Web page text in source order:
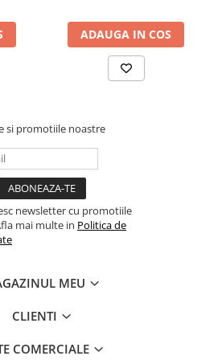
ADAUGA IN COS
si promotiile noastre
newsletter cu promotiile
mai multe in Politica de
MEU
CLIENTI
COMERCIALE